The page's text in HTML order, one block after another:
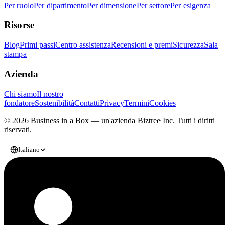
Per ruoloPer dipartimentoPer dimensionePer settorePer esigenza
Risorse
BlogPrimi passiCentro assistenzaRecensioni e premiSicurezzaSala
stampa
Azienda
Chi siamoIl nostro
fondatoreSostenibilitàContattiPrivacyTerminiCookies
© 2026 Business in a Box — un'azienda Biztree Inc. Tutti i diritti
riservati.
Italiano